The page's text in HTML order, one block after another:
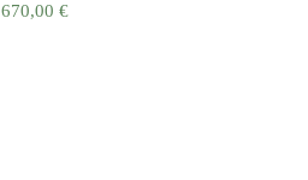
670,00€